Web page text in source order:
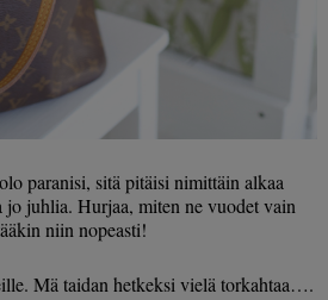
paranisi, sitä pitäisi nimittäin alkaa
juhlia. Hurjaa, miten ne vuodet vain
niin nopeasti!
Mä taidan hetkeksi vielä torkahtaa….